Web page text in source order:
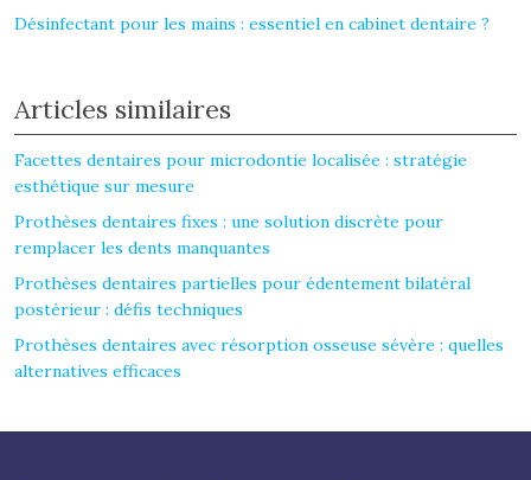
Désinfectant pour les mains : essentiel en cabinet dentaire ?
Articles similaires
Facettes dentaires pour microdontie localisée : stratégie
esthétique sur mesure
Prothèses dentaires fixes : une solution discrète pour
remplacer les dents manquantes
Prothèses dentaires partielles pour édentement bilatéral
postérieur : défis techniques
Prothèses dentaires avec résorption osseuse sévère : quelles
alternatives efficaces